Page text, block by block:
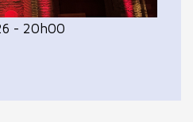
- 20h00